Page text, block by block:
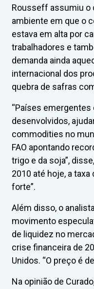
Rousseff assumiu o
ambiente em que o
estava em alta por
trabalhadores e
demanda ainda
internacional dos
quebra de safras
“Países emergentes
desenvolvidos,
commodities no
FAO apontando
trigo e da soja”,
2010 até hoje, a
forte”.
Além disso, o
movimento
de liquidez no
crise financeira de
Unidos. “O preço é
Na opinião de